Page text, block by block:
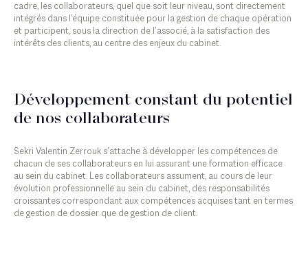
cadre, les collaborateurs, quel que soit leur niveau, sont directement
intégrés dans l’équipe constituée pour la gestion de chaque opération
et participent, sous la direction de l’associé, à la satisfaction des
intérêts des clients, au centre des enjeux du cabinet.
Développement constant du potentiel
de nos collaborateurs
Sekri Valentin Zerrouk s’attache à développer les compétences de
chacun de ses collaborateurs en lui assurant une formation efficace
au sein du cabinet. Les collaborateurs assument, au cours de leur
évolution professionnelle au sein du cabinet, des responsabilités
croissantes correspondant aux compétences acquises tant en termes
de gestion de dossier que de gestion de client.